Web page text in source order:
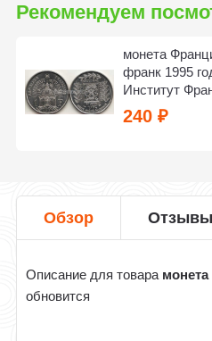
Рекомендуем
монета
франк 1995
Институт
240₽
Обзор Отзывы
Описание для товара
обновится